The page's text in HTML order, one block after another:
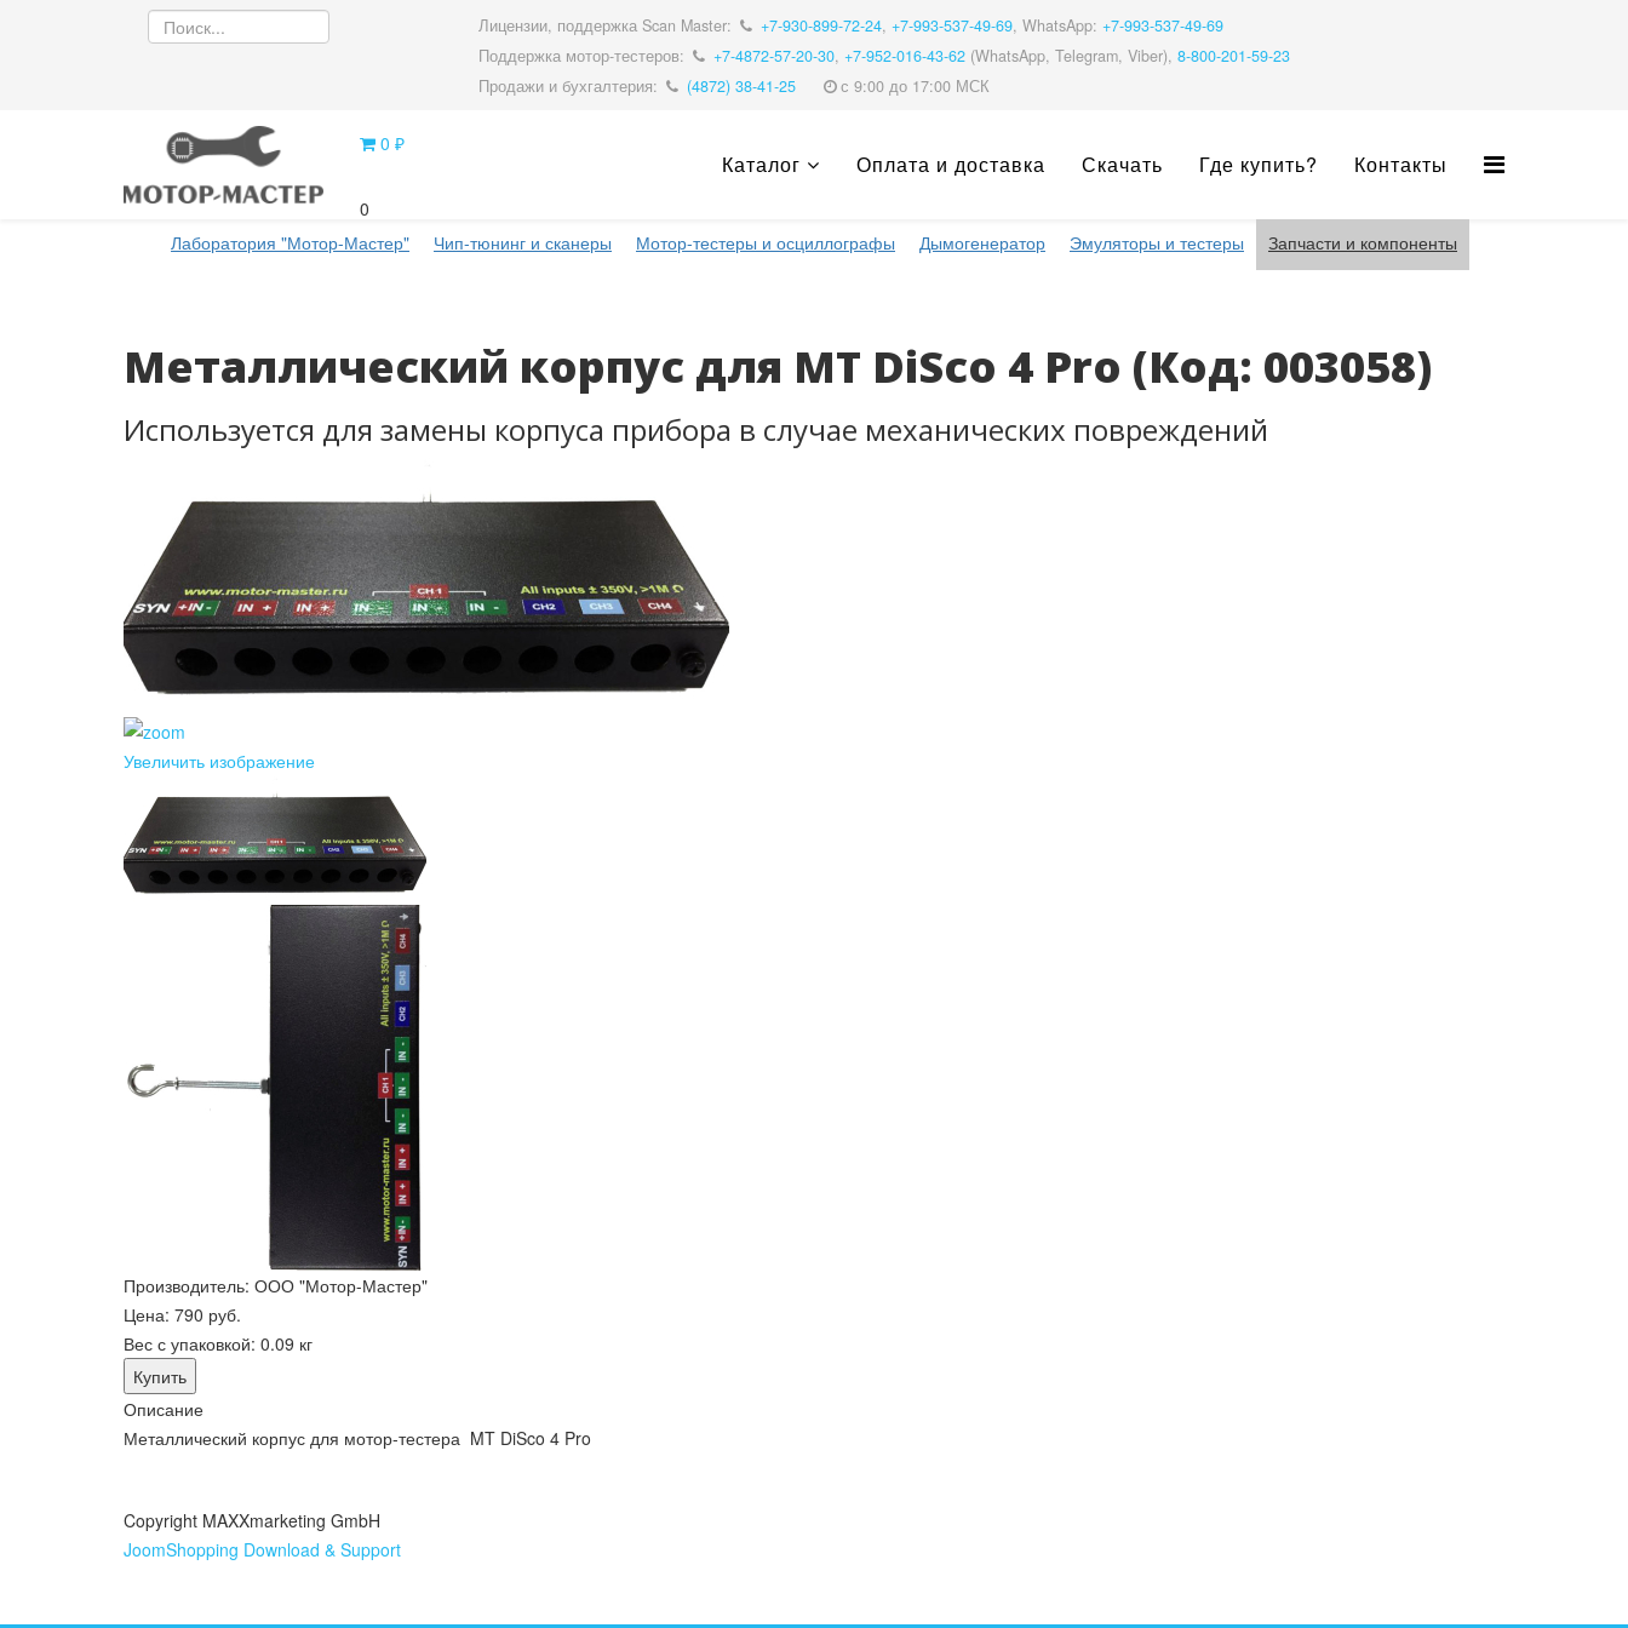
Лицензии, поддержка Scan Master: +7-930-899-72-24, +7-993-537-49-69, WhatsApp: +7-993-537-49-69
Поддержка мотор-тестеров:
+7-4872-57-20-30, +7-952-016-43-62(WhatsApp, Telegram, Viber), 8-800-201-59-23
Продажи и бухгалтерия:
(4872) 38-41-25 с 9:00 до 17:00 МСК
0 ₽
0
Каталог Оплата и доставка Скачать Где купить? Контакты
Лаборатория "Мотор-Мастер" Чип-тюнинг и сканеры Мотор-тестеры и осциллографы Дымогенератор Эмуляторы и тестеры Запчасти и компоненты
Металлический корпус для MT DiSco 4 Pro (Код: 003058)
Используется для замены корпуса прибора в случае механических повреждений
Увеличить изображение
Производитель: ООО "Мотор-Мастер"
Цена: 790 руб.
Вес с упаковкой: 0.09 кг
Описание
Металлический корпус для мотор-тестера MT DiSco 4 Pro
Copyright MAXXmarketing GmbH
JoomShopping Download & Support